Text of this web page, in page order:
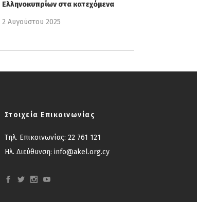
Ελληνοκυπρίων στα κατεχόμενα
2 Αυγούστου 2025
Στοιχεία Επικοινωνίας
Τηλ. Επικοινωνίας: 22 761 121
Ηλ. Διεύθυνση: info@akel.org.cy